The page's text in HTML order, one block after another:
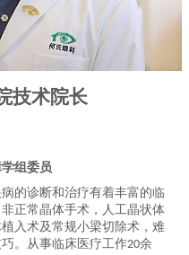
技术院长
组委员
的诊断和治疗有着丰富的临
正常晶体手术，人工晶状体
入术及常规小梁切除术，难
。 从事临床医疗工作20余